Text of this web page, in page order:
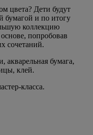
цвета? Дети будут
бумагой и по итогу
коллекцию
попробовав
сочетаний.
акварельная бумага,
клей.
класса.